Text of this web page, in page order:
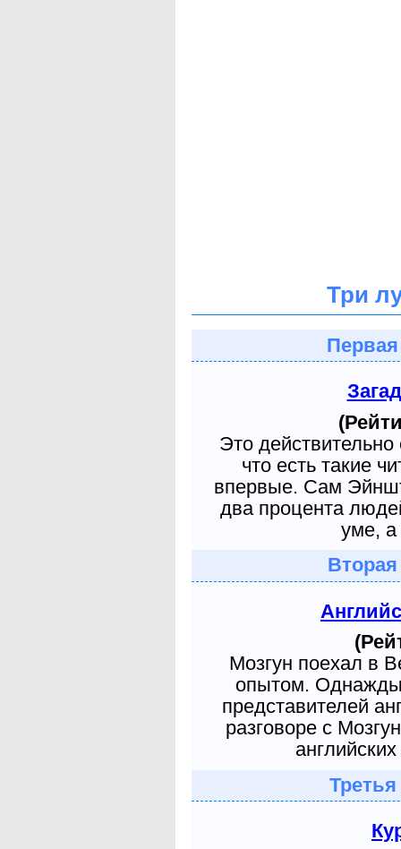
Три
Это
что есть такие
впервые. Сам
два процента
уме, а
Мозгун поехал в
опытом. Однажды
представителей
разговоре с